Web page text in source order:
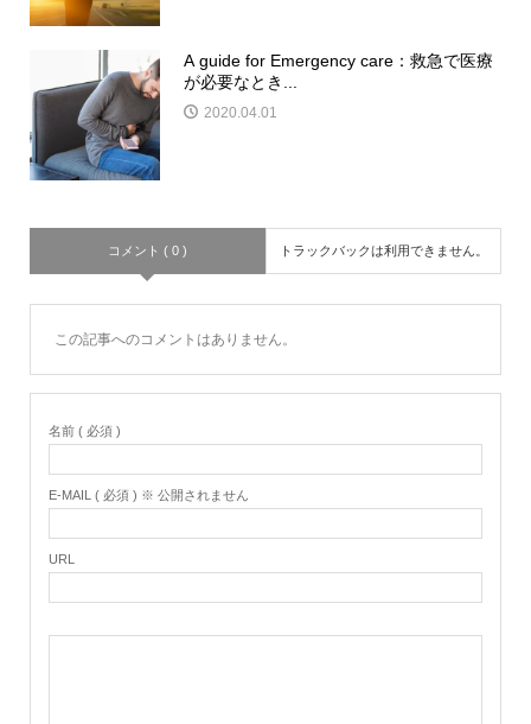
A guide for Emergency care：救急で医療
が必要なとき...
2020.04.01
コメント ( 0 ) トラックバックは利用できません。
この記事へのコメントはありません。
名前 ( 必須 )
E-MAIL ( 必須 ) ※ 公開されません
URL